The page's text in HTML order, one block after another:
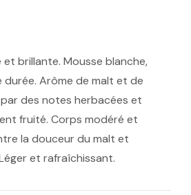
et brillante. Mousse blanche,
durée. Arôme de malt et de
des notes herbacées et
fruité. Corps modéré et
la douceur du malt et
et rafraîchissant.